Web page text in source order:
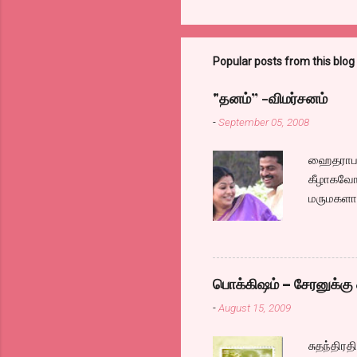
Popular posts from this blog
"தனம்” -விமர்சனம்
-September 05, 2008
எப்படி
பொக்கிஷம் – சேரனுக்கு
-August 15, 2009